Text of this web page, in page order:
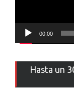
00:00
Hasta un